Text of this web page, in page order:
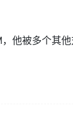
题的,但是每